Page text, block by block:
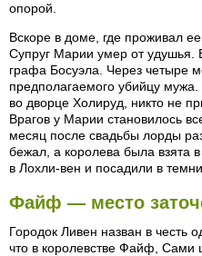
опорой.
Вскоре в доме, где проживал
Супруг Марии умер от удушья.
графа Босуэла. Через четыре
предполагаемого убийцу мужа.
во дворце Холируд, никто не
Врагов у Марии становилось
месяц после свадьбы лорды
бежал, а королева была взята
в Лохли-вен и посадили в
Файф — место
Городок Ливен назван в честь
что в королевстве Файф, Сами